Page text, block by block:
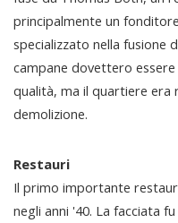
principalmente un
specializzato nella fusione
campane dovettero
qualità, ma il quartiere era
demolizione.
Restauri
Il primo importante
negli anni '40. La facciata